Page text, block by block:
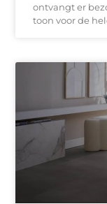
ontvangt er
toon voor de